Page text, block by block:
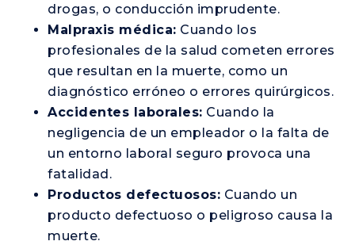
drogas, o conducción imprudente.
Malpraxis médica: Cuando los
profesionales de la salud cometen errores
que resultan en la muerte, como un
diagnóstico erróneo o errores quirúrgicos.
Accidentes laborales: Cuando la
negligencia de un empleador o la falta de
un entorno laboral seguro provoca una
fatalidad.
Productos defectuosos: Cuando un
producto defectuoso o peligroso causa la
muerte.